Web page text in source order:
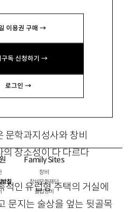
이용권 구매 →
구독 신청하기 →
로그인 →
장소성*
문학과지성사와 창비
장소성이 다 다르다
적인 유럽형 주택의 거실에
문지는 술상을 엎는 뒷골목
방침
Family Sites
창비
창비문화재단
클럽창비